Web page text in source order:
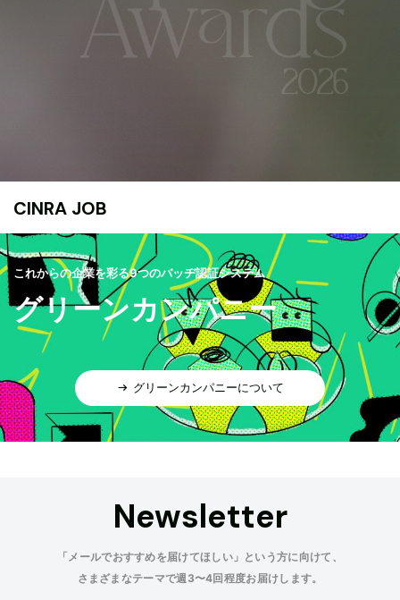
CINRA JOB
これからの企業を彩る9つのバッヂ認証システム
グリーンカンパニー
グリーンカンパニーについて
Newsletter
「メールでおすすめを届けてほしい」という方に向けて、
さまざまなテーマで週3〜4回程度お届けします。